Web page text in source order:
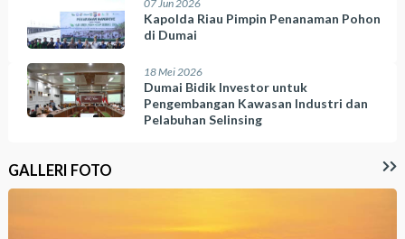
07 Jun 2026
Kapolda Riau Pimpin Penanaman Pohon
di Dumai
18 Mei 2026
Dumai Bidik Investor untuk
Pengembangan Kawasan Industri dan
Pelabuhan Selinsing
GALLERI FOTO